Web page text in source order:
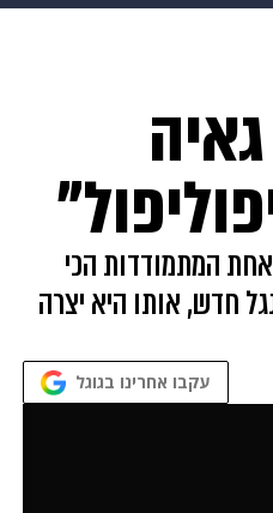
פרויקטים מיוחדים
המתמודדות הכי
חדש, אותו היא יצרה
עקבו אחרינו בגוגל